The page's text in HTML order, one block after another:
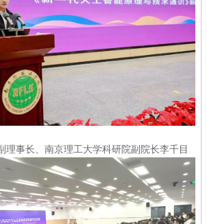
理事长、南京理工大学科研院副院长李千目